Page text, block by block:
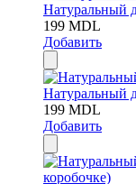
Натуральный
199 MDL
Добавить
Натуральный
199 MDL
Добавить